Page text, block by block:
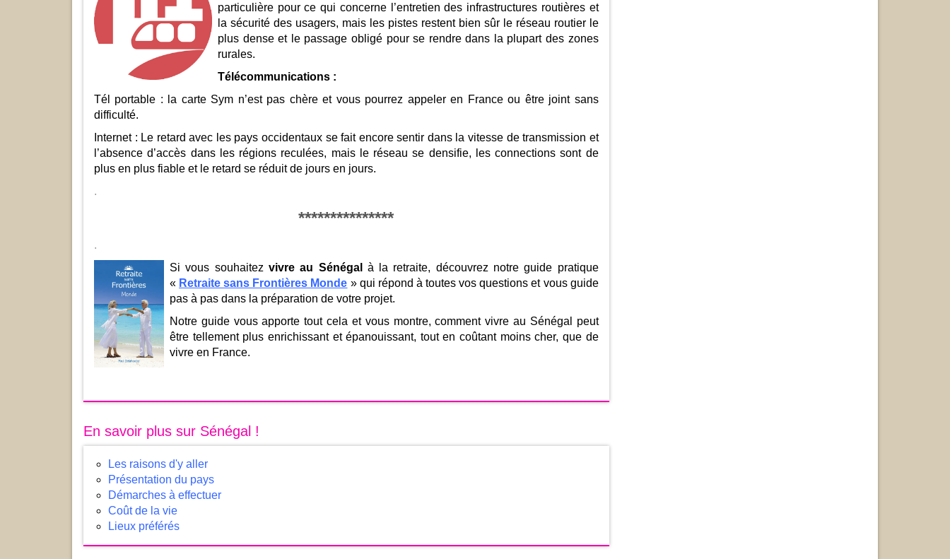
particulière pour ce qui concerne l’entretien des infrastructures routières et
la sécurité des usagers, mais les pistes restent bien sûr le réseau routier le
plus dense et le passage obligé pour se rendre dans la plupart des zones
rurales.
Télécommunications :
Tél portable : la carte Sym n’est pas chère et vous pourrez appeler en France ou être joint sans
difficulté.
Internet : Le retard avec les pays occidentaux se fait encore sentir dans la vitesse de transmission et
l’absence d’accès dans les régions reculées, mais le réseau se densifie, les connections sont de
plus en plus fiable et le retard se réduit de jours en jours.
.
***************
.
Si vous souhaitez vivre au Sénégal
à la retraite, découvrez notre guide pratique
« Retraite sans Frontières Monde » qui répond à toutes vos questions et vous guide
pas à pas dans la préparation de votre projet.
Notre guide vous apporte tout cela et vous montre, comment vivre au Sénégal peut
être tellement plus enrichissant et épanouissant, tout en coûtant moins cher, que de
vivre en France.
En savoir plus sur Sénégal !
Les raisons d'y aller
Présentation du pays
Démarches à effectuer
Coût de la vie
Lieux préférés